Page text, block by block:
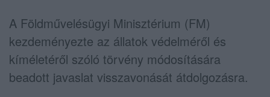
A Földművelésügyi Minisztérium (FM)
kezdeményezte az állatok védelméről és
kíméletéről szóló törvény módosítására
beadott javaslat visszavonását átdolgozásra.